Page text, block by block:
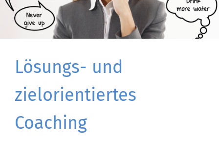
Lösungs- und
zielorientiertes
Coaching